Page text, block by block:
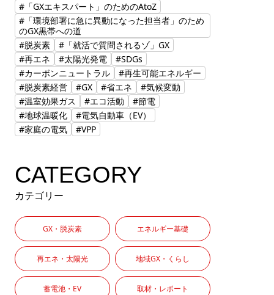
#「GXエキスパート」のためのAtoZ
#「環境部署に急に異動になった担当者」のため
のGX黒帯への道
#脱炭素
#「就活で質問されるゾ」GX
#再エネ
#太陽光発電
#SDGs
#カーボンニュートラル
#再生可能エネルギー
#脱炭素経営
#GX #省エネ
#気候変動
#温室効果ガス
#エコ活動
#節電
#地球温暖化
#電気自動車（EV）
#家庭の電気
#VPP
CATEGORY
カテゴリー
GX・脱炭素 エネルギー基礎
再エネ・太陽光 地域GX・くらし
蓄電池・EV 取材・レポート